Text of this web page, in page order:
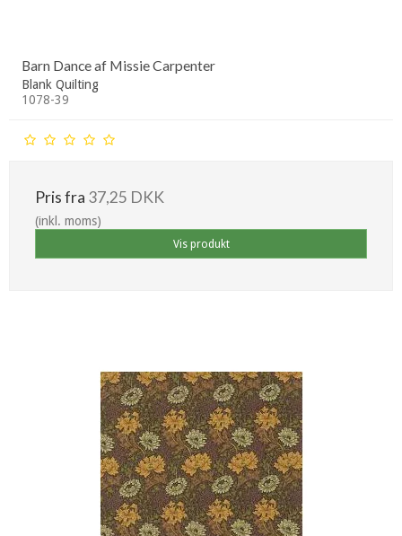
Barn Dance af Missie Carpenter
Blank Quilting
1078-39
Pris fra 37,25 DKK
(inkl. moms)
Vis produkt